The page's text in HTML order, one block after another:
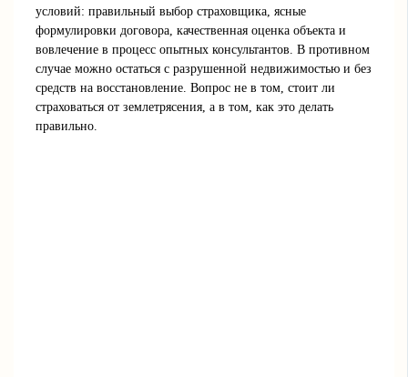
условий: правильный выбор страховщика, ясные
формулировки договора, качественная оценка объекта и
вовлечение в процесс опытных консультантов. В противном
случае можно остаться с разрушенной недвижимостью и без
средств на восстановление. Вопрос не в том, стоит ли
страховаться от землетрясения, а в том, как это делать
правильно.